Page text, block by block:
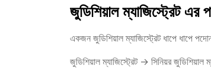
জুডিশিয়াল ম্যাজিস্ট্রেট এর
একজন জুডিশিয়াল ম্যাজিস্ট্রেট ধাপে ধাপে
জুডিশিয়াল ম্যাজিস্ট্রেট → সিনিয়র